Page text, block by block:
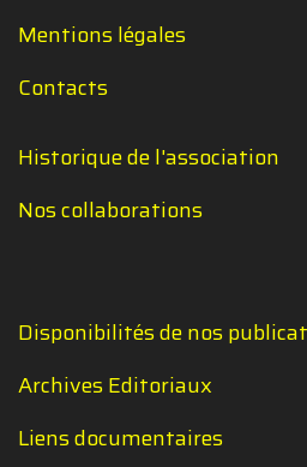
Mentions légales
Contacts
Historique de l'association
Nos collaborations
Disponibilités de nos
Archives Editoriaux
Liens documentaires